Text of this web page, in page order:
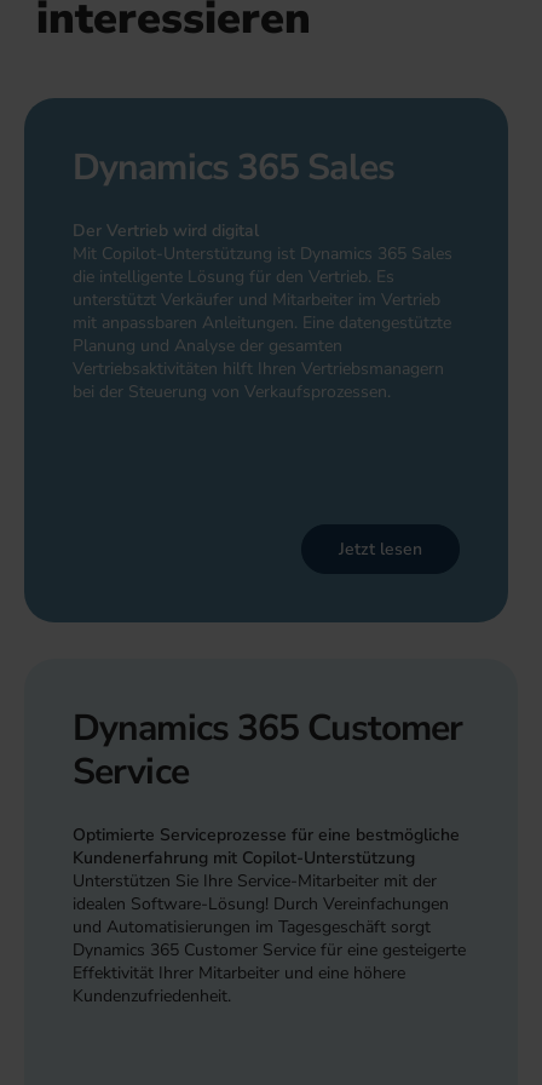
interessieren
Dynamics 365 Sales
Der Vertrieb wird digital
Mit Copilot-Unterstützung ist Dynamics 365 Sales
die intelligente Lösung für den Vertrieb. Es
unterstützt Verkäufer und Mitarbeiter im Vertrieb
mit anpassbaren Anleitungen. Eine datengestützte
Planung und Analyse der gesamten
Vertriebsaktivitäten hilft Ihren Vertriebsmanagern
bei der Steuerung von Verkaufsprozessen.
Jetzt lesen
Dynamics 365 Customer
Service
Optimierte Serviceprozesse für eine bestmögliche
Kundenerfahrung mit Copilot-Unterstützung
Unterstützen Sie Ihre Service-Mitarbeiter mit der
idealen Software-Lösung! Durch Vereinfachungen
und Automatisierungen im Tagesgeschäft sorgt
Dynamics 365 Customer Service für eine gesteigerte
Effektivität Ihrer Mitarbeiter und eine höhere
Kundenzufriedenheit.